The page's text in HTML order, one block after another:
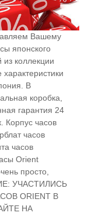
Вашему
японского
коллекции
В
коробка,
гарантия 24
Корпус часов
часов
часов
Orient
просто,
УЧАСТИЛИСЬ
ORIENT В
НА